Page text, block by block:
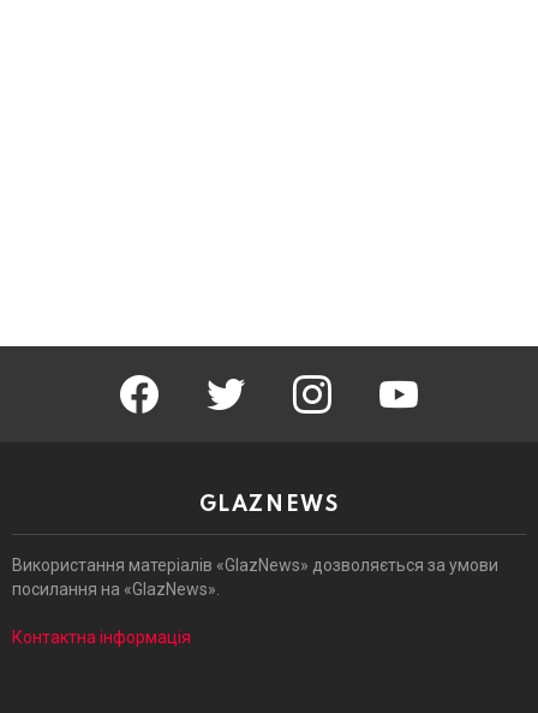
facebook twitter instagram
GLAZNEWS
Використання матеріалів «GlazNews» дозволяється за умови
посилання на «GlazNews».
Контактна інформація